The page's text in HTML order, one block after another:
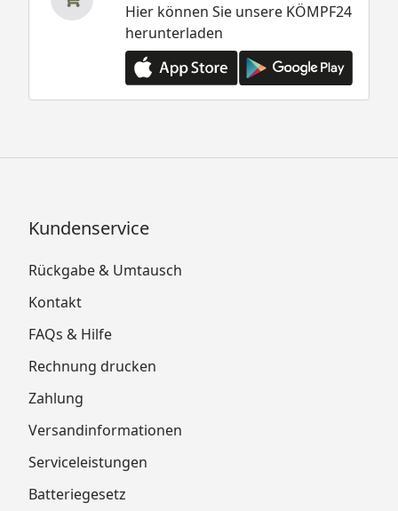
Hier können Sie unsere KÖMPF24
herunterladen
Kundenservice
Rückgabe & Umtausch
Kontakt
FAQs & Hilfe
Rechnung drucken
Zahlung
Versandinformationen
Serviceleistungen
Batteriegesetz